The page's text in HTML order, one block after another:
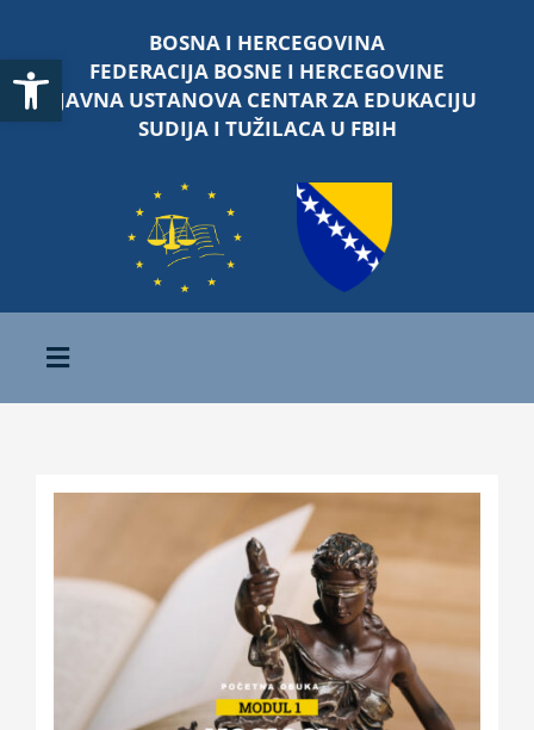
Open toolbar
content
BOSNA I HERCEGOVINA
FEDERACIJA BOSNE I HERCEGOVINE
JAVNA USTANOVA CENTAR ZA EDUKACIJU
SUDIJA I TUŽILACA U FBIH
Toggle
Navigation
O nama
Kalendar aktivnosti
Edukativni materijali